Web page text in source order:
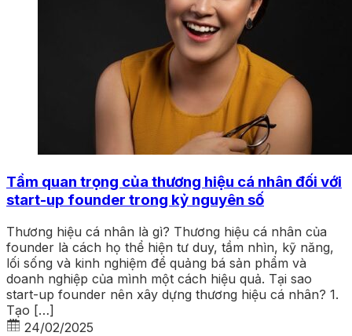
Tầm quan trọng của thương hiệu cá nhân đối với
start-up founder trong kỷ nguyên số
Thương hiệu cá nhân là gì? Thương hiệu cá nhân của
founder là cách họ thể hiện tư duy, tầm nhìn, kỹ năng,
lối sống và kinh nghiệm để quảng bá sản phẩm và
doanh nghiệp của mình một cách hiệu quả. Tại sao
start-up founder nên xây dựng thương hiệu cá nhân? 1.
Tạo […]
24/02/2025